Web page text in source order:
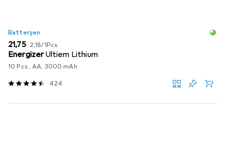
Batterijen
EUR
21,75 EUR
2,18/1Pcs.
EnergizerUltiem Lithium
10 Pcs., AA, 3000 mAh
424